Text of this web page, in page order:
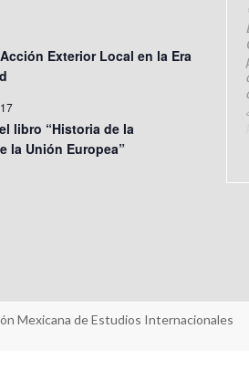
Exterior Local en la Era
libro “Historia de la
la Unión Europea”
Mexicana de Estudios Internacionales